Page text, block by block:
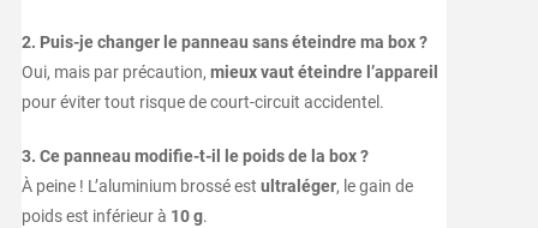
2. Puis-je changer le panneau sans éteindre ma box ?
Oui, mais par précaution, mieux vaut éteindre l’appareil
pour éviter tout risque de court-circuit accidentel.
3. Ce panneau modifie-t-il le poids de la box ?
À peine ! L’aluminium brossé est ultraléger, le gain de
poids est inférieur à 10 g.